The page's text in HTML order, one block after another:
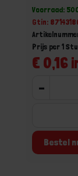
Voorraad:
Gtin:
€ 0,16
Prijs per 1
-
Bestel